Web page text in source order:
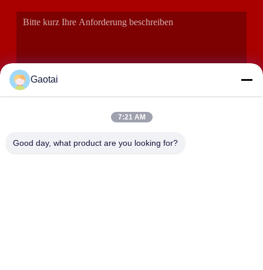
Gaotai
7:21 AM
Good day, what product are you looking for?